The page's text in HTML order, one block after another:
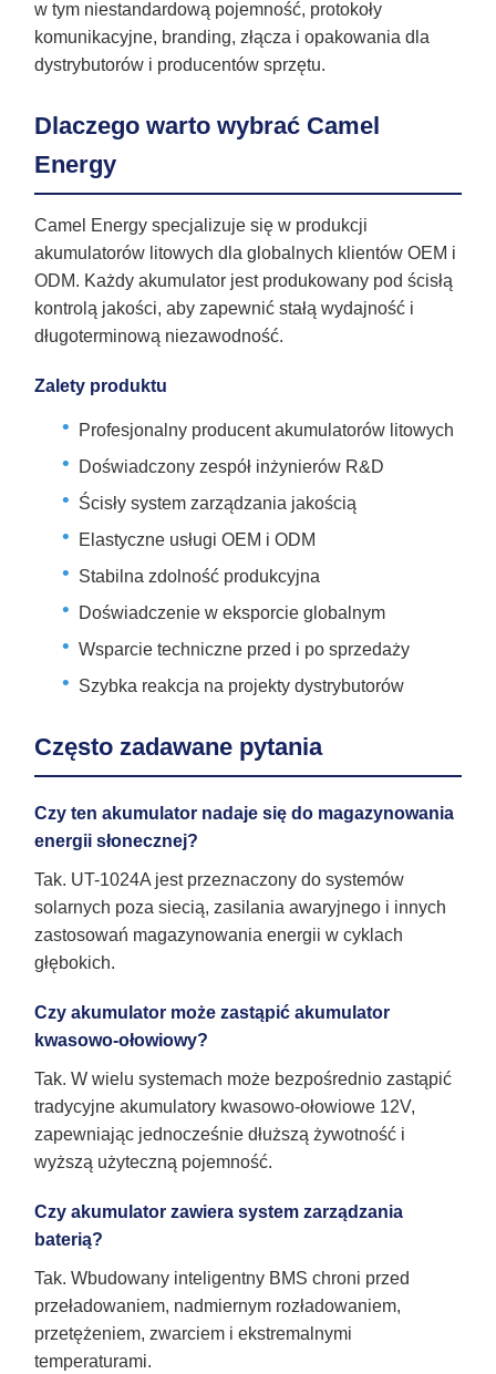
w tym niestandardową pojemność, protokoły
komunikacyjne, branding, złącza i opakowania dla
dystrybutorów i producentów sprzętu.
Dlaczego warto wybrać Camel
Energy
Camel Energy specjalizuje się w produkcji
akumulatorów litowych dla globalnych klientów OEM i
ODM. Każdy akumulator jest produkowany pod ścisłą
kontrolą jakości, aby zapewnić stałą wydajność i
długoterminową niezawodność.
Zalety produktu
Profesjonalny producent akumulatorów litowych
Doświadczony zespół inżynierów R&D
Ścisły system zarządzania jakością
Elastyczne usługi OEM i ODM
Stabilna zdolność produkcyjna
Doświadczenie w eksporcie globalnym
Wsparcie techniczne przed i po sprzedaży
Szybka reakcja na projekty dystrybutorów
Często zadawane pytania
Czy ten akumulator nadaje się do magazynowania
energii słonecznej?
Tak. UT-1024A jest przeznaczony do systemów
solarnych poza siecią, zasilania awaryjnego i innych
zastosowań magazynowania energii w cyklach
głębokich.
Czy akumulator może zastąpić akumulator
kwasowo-ołowiowy?
Tak. W wielu systemach może bezpośrednio zastąpić
tradycyjne akumulatory kwasowo-ołowiowe 12V,
zapewniając jednocześnie dłuższą żywotność i
wyższą użyteczną pojemność.
Czy akumulator zawiera system zarządzania
baterią?
Tak. Wbudowany inteligentny BMS chroni przed
przeładowaniem, nadmiernym rozładowaniem,
przetężeniem, zwarciem i ekstremalnymi
temperaturami.